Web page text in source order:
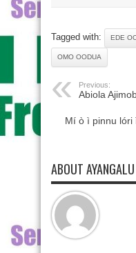
Tagged with: EDE
OMO OODUA
Previous:
Abiola
Mí ò ì pinnu lóri
ABOUT AYANGALU